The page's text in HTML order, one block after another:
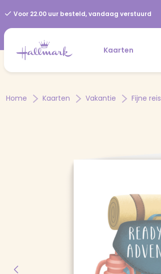
Voor 22.00 uur besteld, vandaag verstuurd
Kaarten
Home Kaarten Vakantie Fijne reis